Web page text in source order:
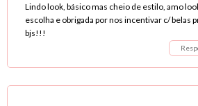
Lindo look, básico mas cheio de estilo, amo
escolha e obrigada por nos incentivar c/ belas
bjs!!!